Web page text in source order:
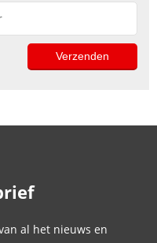
al het nieuws en